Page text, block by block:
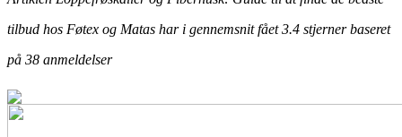
tilbud hos Føtex og Matas har i gennemsnit fået3.4 stjerner baseret
på 38 anmeldelser